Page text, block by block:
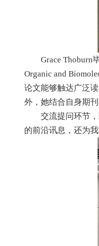
Grace Thoburn毕
Organic and
论文能够触达广泛
外，她结合自身期
交流提问环节，现
的前沿讯息，还为